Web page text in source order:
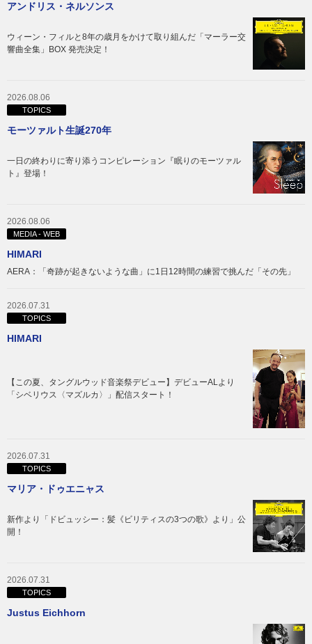
アンドリス・ネルソンス
ウィーン・フィルと8年の歳月をかけて取り組んだ「マーラー交
響曲全集」BOX 発売決定！
2026.08.06
TOPICS
モーツァルト生誕270年
一日の終わりに寄り添うコンピレーション『眠りのモーツァル
ト』登場！
2026.08.06
MEDIA - WEB
HIMARI
AERA：「奇跡が起きないような曲」に1日12時間の練習で挑んだ「その先」
2026.07.31
TOPICS
HIMARI
【この夏、タングルウッド音楽祭デビュー】デビューALより
「シベリウス〈マズルカ〉」配信スタート！
2026.07.31
TOPICS
マリア・ドゥエニャス
新作より「ドビュッシー：髪《ビリティスの3つの歌》より」公
開！
2026.07.31
TOPICS
Justus Eichhorn